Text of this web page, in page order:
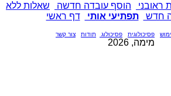
ראובני הוסף עובדה חדשה
שאלות ללא
חדש תפתיעי אותי דף ראשי
פסיכולוגית פסיכולוג תודות צור קשר
מימה, 2026